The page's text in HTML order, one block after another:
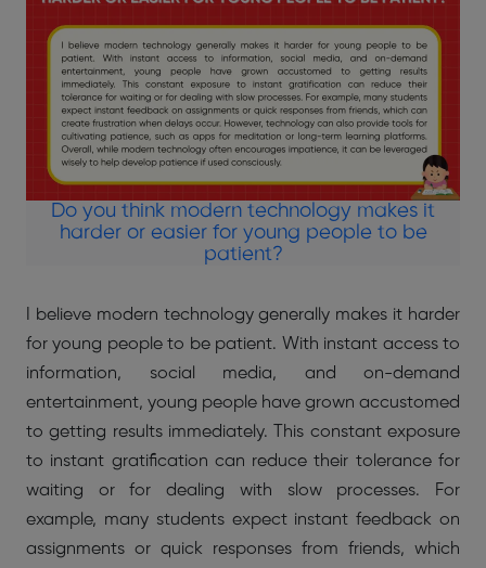
Do you think modern technology makes it
harder or easier for young people to be
patient?
I believe modern technology generally makes it harder
for young people to be patient. With instant access to
information, social media, and on-demand
entertainment, young people have grown accustomed
to getting results immediately. This constant exposure
to instant gratification can reduce their tolerance for
waiting or for dealing with slow processes. For
example, many students expect instant feedback on
assignments or quick responses from friends, which